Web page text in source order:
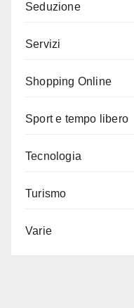
Seduzione
Servizi
Shopping Online
Sport e tempo libero
Tecnologia
Turismo
Varie